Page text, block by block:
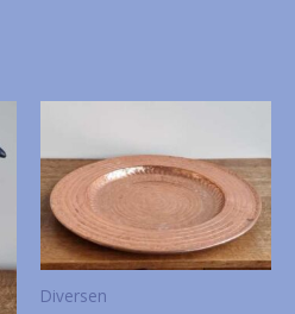
Diversen